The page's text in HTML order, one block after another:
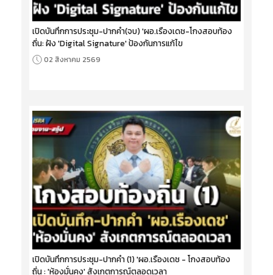
เปิดบันทึกการประชุม-ปากคำ(จบ) 'ผอ.เรืองเดช-โกงสอบท้อง
ถิ่น: ฝัง 'Digital Signature' ป้องกันการแก้ไข
02 สิงหาคม 2569
เปิดบันทึกการประชุม-ปากคำ (1) 'ผอ.เรืองเดช - โกงสอบท้อง
ถิ่น : 'ห้องมั่นคง' สังเกตการณ์ตลอดเวลา